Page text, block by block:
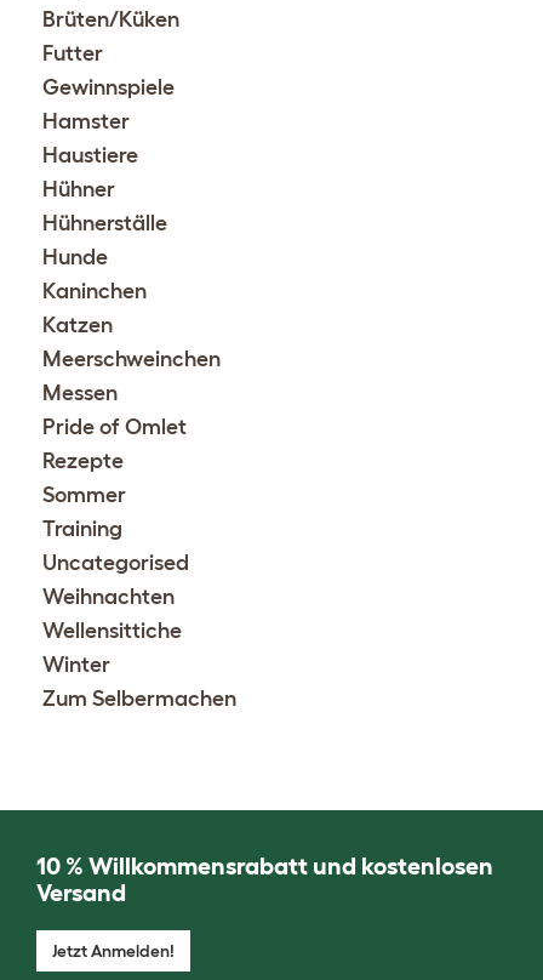
Brüten/Küken
Futter
Gewinnspiele
Hamster
Haustiere
Hühner
Hühnerställe
Hunde
Kaninchen
Katzen
Meerschweinchen
Messen
Pride of Omlet
Rezepte
Sommer
Training
Uncategorised
Weihnachten
Wellensittiche
Winter
Zum Selbermachen
10 % Willkommensrabatt und kostenlosen
Versand
Jetzt Anmelden!